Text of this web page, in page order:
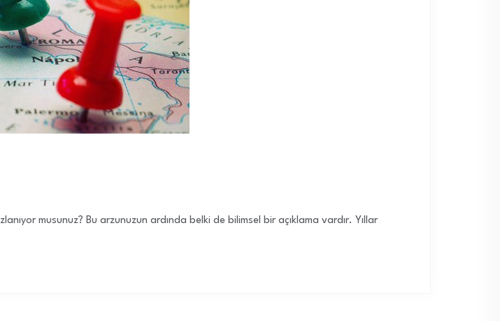
musunuz? Bu arzunuzun ardında belki de bilimsel bir açıklama vardır. Yıllar